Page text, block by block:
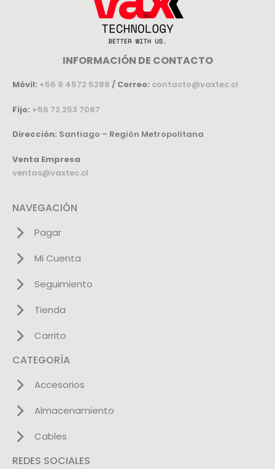
INFORMACIÓN DE CONTACTO
Móvil: +56 9 4572 5288 / Correo: contacto@vaxtec.cl
Fijo: +56 72 253 7087
Dirección: Santiago – Región Metropolitana
Venta Empresa
ventas@vaxtec.cl
NAVEGACIÓN
Pagar
Mi Cuenta
Seguimiento
Tienda
Carrito
CATEGORÍA
Accesorios
Almacenamiento
Cables
REDES SOCIALES